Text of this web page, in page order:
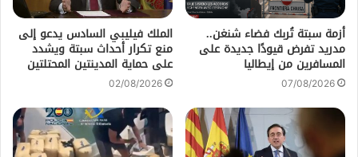
أزمة سبتة تُربك فضاء شنغن..
مدريد تفرض قيودًا جديدة على
المسافرين من إيطاليا
07/08/2026
الملك فيليبي السادس يدعو إلى
منع تكرار أحداث سبتة ويشدد
على حماية المدينتين المحتلتين
02/08/2026